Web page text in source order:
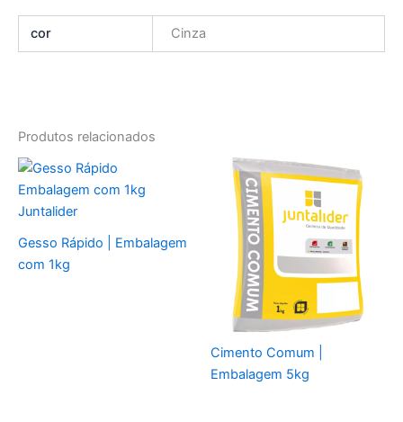
cor Cinza
Produtos relacionados
Gesso Rápido | Embalagem
com 1kg
Cimento Comum |
Embalagem 5kg